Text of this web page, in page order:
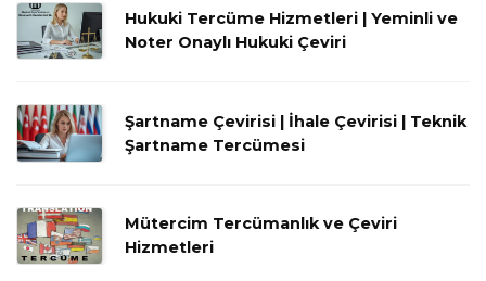
Hukuki Tercüme Hizmetleri | Yeminli ve
Noter Onaylı Hukuki Çeviri
Şartname Çevirisi | İhale Çevirisi | Teknik
Şartname Tercümesi
Mütercim Tercümanlık ve Çeviri
Hizmetleri